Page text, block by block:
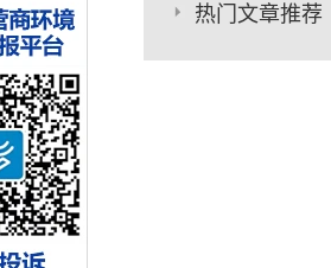
热门文章推荐